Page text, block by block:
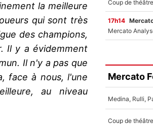
la meilleure
qui sont très
des champions,
Il y a évidemment
Il n'y a pas que
face à nous, l'une
au niveau
17h14
Mercato